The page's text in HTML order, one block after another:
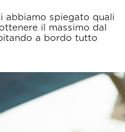
abbiamo spiegato quali
il massimo dal
a bordo tutto